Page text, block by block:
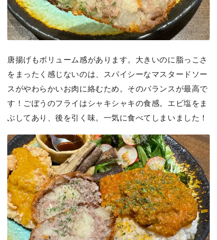
唐揚げもボリューム感があります。大きいのに脂っこさ
をまったく感じないのは、スパイシーなマスタードソー
スがやわらかいお肉に絡むため。そのバランスが最高で
す！ごぼうのフライはシャキシャキの食感。エビ塩をま
ぶしてあり、後を引く味。一気に食べてしまいました！